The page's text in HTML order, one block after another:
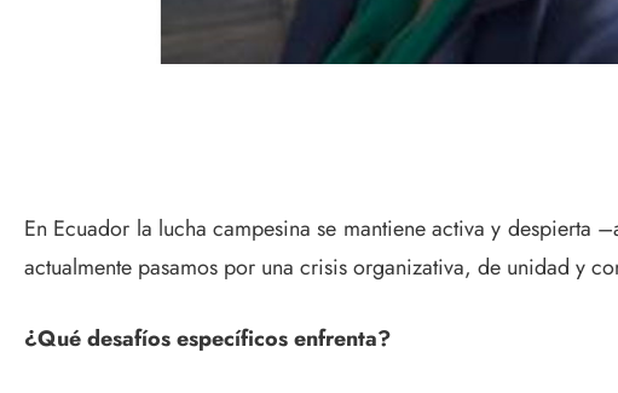
En Ecuador la lucha campesina se mantiene activa y despierta
actualmente pasamos por una crisis organizativa, de unidad y
¿Qué desafíos específicos enfrenta?